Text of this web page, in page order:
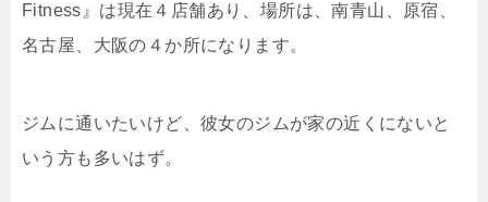
Fitness』は現在４店舗あり、場所は、南青山、原宿、
名古屋、大阪の４か所になります。
ジムに通いたいけど、彼女のジムが家の近くにないと
いう方も多いはず。